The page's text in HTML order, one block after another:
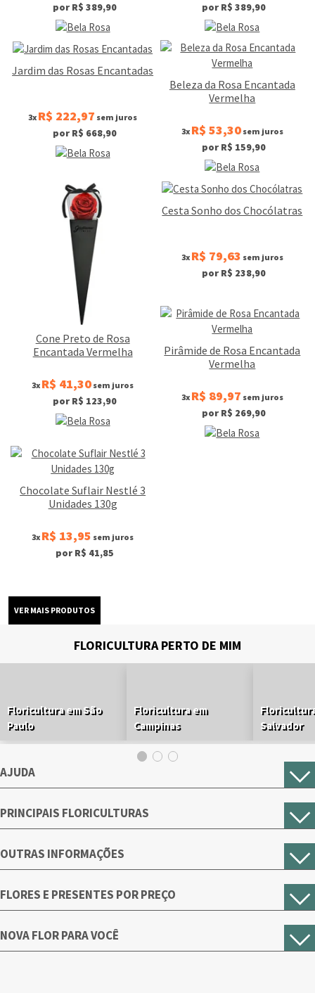
por R$ 389,90 por R$ 389,90
Jardim das Rosas Encantadas
3x R$ 222,97 sem juros
por R$ 668,90
Beleza da Rosa Encantada
Vermelha
3x R$ 53,30sem juros
por R$ 159,90
Cone Preto de Rosa
Encantada Vermelha
3x R$ 41,30 sem juros
por R$ 123,90
Cesta Sonho dos Chocólatras
3x R$ 79,63 sem juros
por R$ 238,90
Pirâmide de Rosa Encantada
Vermelha
3x R$ 89,97 sem juros
por R$ 269,90
Chocolate Suflair Nestlé 3
Unidades 130g
3x R$ 13,95 sem juros
por R$ 41,85
FLORICULTURA PERTO DE MIM
Floricultura em São
Paulo
Floricultura em
Campinas
Salvador
AJUDA
PRINCIPAIS FLORICULTURAS
OUTRAS INFORMAÇÕES
FLORES E PRESENTES POR PREÇO
NOVA FLOR PARA VOCÊ